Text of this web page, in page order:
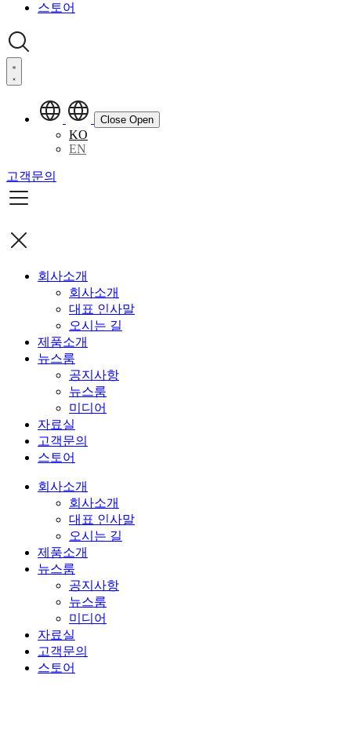
스토어
Close Open
KO
EN
고객문의
회사소개
회사소개
대표 인사말
오시는 길
제품소개
뉴스룸
공지사항
뉴스룸
미디어
자료실
고객문의
스토어
회사소개
회사소개
대표 인사말
오시는 길
제품소개
뉴스룸
공지사항
뉴스룸
미디어
자료실
고객문의
스토어